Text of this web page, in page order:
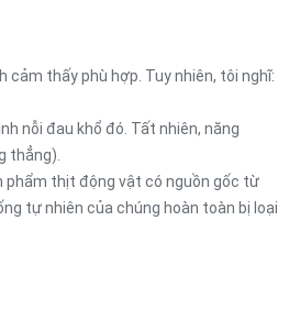
cảm thấy phù hợp. Tuy nhiên, tôi nghĩ:
nỗi đau khổ đó. Tất nhiên, năng
thẳng).
phẩm thịt động vật có nguồn gốc từ
tự nhiên của chúng hoàn toàn bị loại